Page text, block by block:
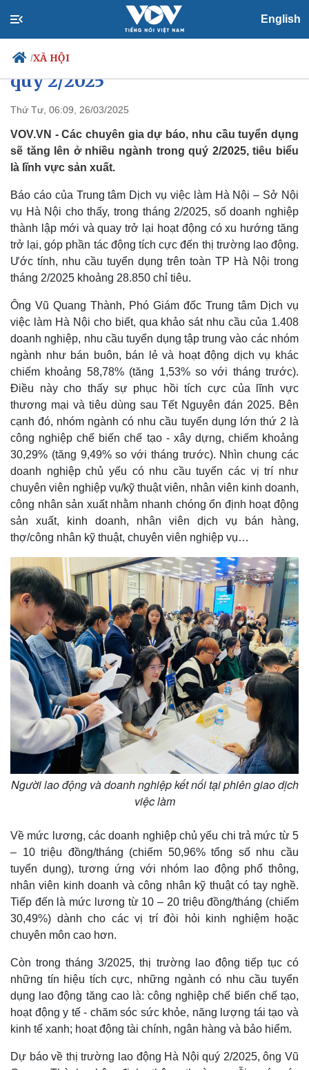
English
/XÃ HỘI
Chính trị
Đảng
Tổ chức nhân sự
Nhận diện sự thật
Xã hội
Tin 24h
Dấu ấn VOV
Việc làm
Biển đảo
Thế giới
Quan sát
Cuộc sống đó đây
Hồ sơ
Multimedia
Video
Ảnh
E-Magazine
Infographic
Dự báo nhiều ngành nghề sẽ
tăng nhu cầu tuyển dụng trong
quý 2/2025
Thứ Tư, 06:09, 26/03/2025
VOV.VN - Các chuyên gia dự báo, nhu cầu tuyển dụng
sẽ tăng lên ở nhiều ngành trong quý 2/2025, tiêu biểu
là lĩnh vực sản xuất.
Báo cáo của Trung tâm Dịch vụ việc làm Hà Nội – Sở Nội
vụ Hà Nội cho thấy, trong tháng 2/2025, số doanh nghiệp
thành lập mới và quay trở lại hoạt động có xu hướng tăng
trở lại, góp phần tác động tích cực đến thị trường lao động.
Ước tính, nhu cầu tuyển dụng trên toàn TP Hà Nội trong
tháng 2/2025 khoảng 28.850 chỉ tiêu.
Ông Vũ Quang Thành, Phó Giám đốc Trung tâm Dịch vụ
việc làm Hà Nội cho biết, qua khảo sát nhu cầu của 1.408
doanh nghiệp, nhu cầu tuyển dụng tập trung vào các nhóm
ngành như bán buôn, bán lẻ và hoạt động dịch vụ khác
chiếm khoảng 58,78% (tăng 1,53% so với tháng trước).
Điều này cho thấy sự phục hồi tích cực của lĩnh vực
thương mại và tiêu dùng sau Tết Nguyên đán 2025. Bên
cạnh đó, nhóm ngành có nhu cầu tuyển dụng lớn thứ 2 là
công nghiệp chế biến chế tạo - xây dựng, chiếm khoảng
30,29% (tăng 9,49% so với tháng trước). Nhìn chung các
doanh nghiệp chủ yếu có nhu cầu tuyển các vị trí như
chuyên viên nghiệp vụ/kỹ thuật viên, nhân viên kinh doanh,
công nhân sản xuất nhằm nhanh chóng ổn định hoạt động
sản xuất, kinh doanh, nhân viên dịch vụ bán hàng,
thợ/công nhân kỹ thuật, chuyên viên nghiệp vụ…
Người lao động và doanh nghiệp kết nối tại phiên giao dịch
việc làm
Về mức lương, các doanh nghiệp chủ yếu chi trả mức từ 5
– 10 triệu đồng/tháng (chiếm 50,96% tổng số nhu cầu
tuyển dụng), tương ứng với nhóm lao động phổ thông,
nhân viên kinh doanh và công nhân kỹ thuật có tay nghề.
Tiếp đến là mức lương từ 10 – 20 triệu đồng/tháng (chiếm
30,49%) dành cho các vị trí đòi hỏi kinh nghiệm hoặc
chuyên môn cao hơn.
Còn trong tháng 3/2025, thị trường lao động tiếp tục có
những tín hiệu tích cực, những ngành có nhu cầu tuyển
dụng lao động tăng cao là: công nghiệp chế biến chế tạo,
hoạt động y tế - chăm sóc sức khỏe, năng lượng tái tạo và
kinh tế xanh; hoạt động tài chính, ngân hàng và bảo hiểm.
Dự báo về thị trường lao động Hà Nội quý 2/2025, ông Vũ